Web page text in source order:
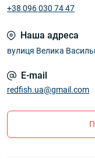
+38 096 030 74 47
Наша адреса
вулиця Велика
E-mail
redfish.ua@gmail.com